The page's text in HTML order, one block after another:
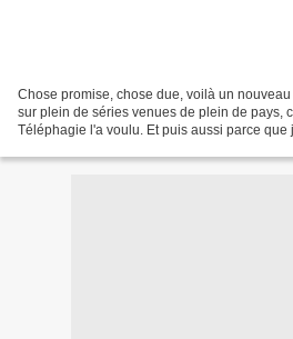
Chose promise, chose due, voilà un
sur plein de séries venues de plein de pays,
Téléphagie l'a voulu. Et puis aussi parce que